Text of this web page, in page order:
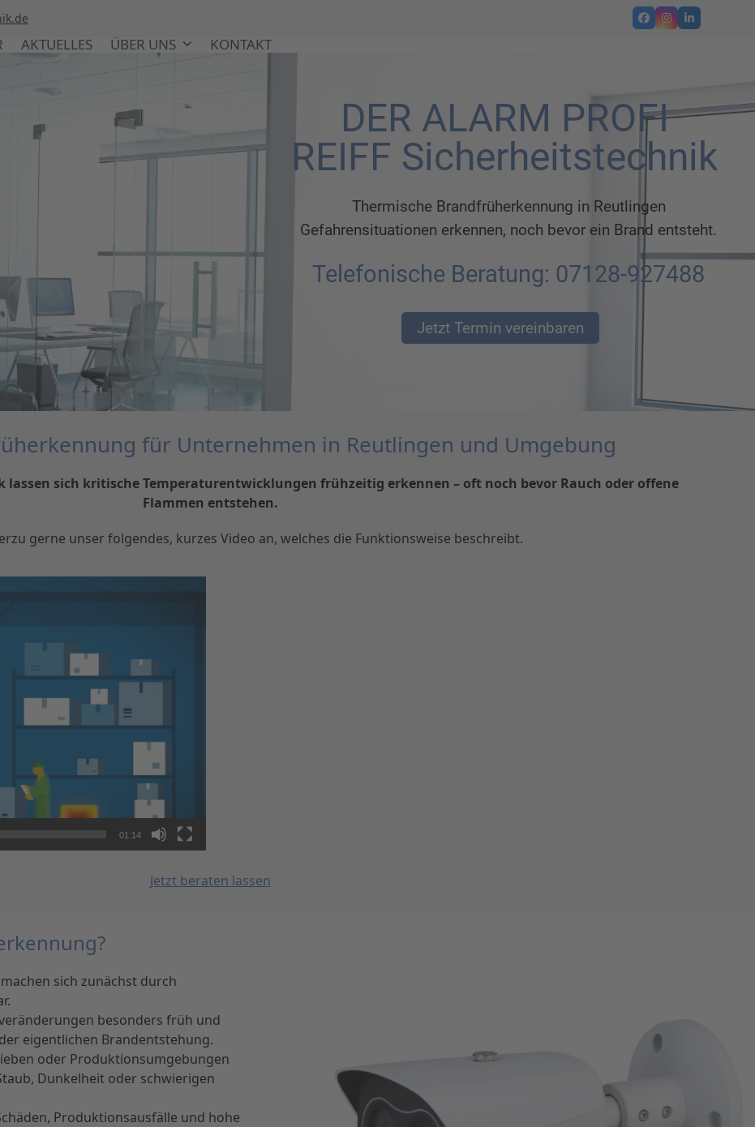
Facebook
Instagram
LinkedIn
AKTUELLES ÜBER UNS KONTAKT
Telefonische Beratung: 07128-927488
Thermische Brandfrüherkennung in Reutlingen
Gefahrensituationen erkennen, noch bevor ein Brand entsteht.
Jetzt Termin vereinbaren
DER ALARM PROFI
REIFF Sicherheitstechnik
für Unternehmen in Reutlingen und Umgebung
sich kritische Temperaturentwicklungen frühzeitig erkennen – oft noch bevor Rauch oder offene
Flammen entstehen.
gerne unser folgendes, kurzes Video an, welches die Funktionsweise beschreibt.
01:14
Jetzt beraten lassen
sich zunächst durch
besonders früh und
eigentlichen Brandentstehung.
oder Produktionsumgebungen
Dunkelheit oder schwierigen
Produktionsausfälle und hohe